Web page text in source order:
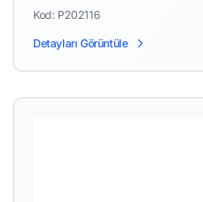
Kod: P202116
Detayları Görüntüle